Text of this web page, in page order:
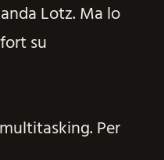
Lotz. Ma lo
su
Per